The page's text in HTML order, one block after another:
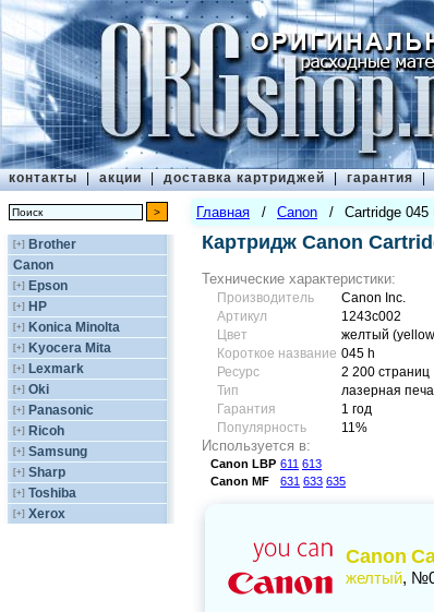
контакты | акции | доставка картриджей | гарантия |
[+] Brother
Canon
[+] Epson
[+] HP
[+] Konica Minolta
[+] Kyocera Mita
[+] Lexmark
[+] Oki
[+] Panasonic
[+] Ricoh
[+] Samsung
[+] Sharp
[+] Toshiba
[+] Xerox
Главная / Canon / Cartridge 045
Картридж Canon
Технические характеристики:
Производитель
Canon Inc.
Артикул
1243c002
Цвет
желтый
Короткое название 045 h
Ресурс
2 200 страниц
Тип
лазерная
Гарантия
1 год
Популярность
11%
Используется в:
Canon LBP 611 613
Canon MF 631 633 635
Canon
желтый,